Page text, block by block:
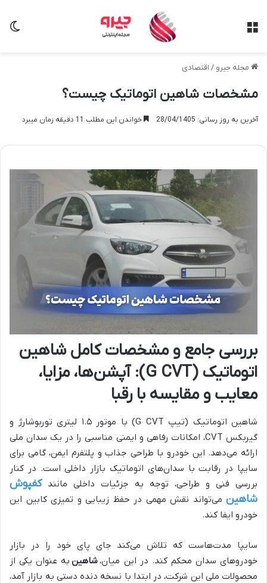
مجله جیرو / اقتصادی
مشخصات شاهین اتوماتیک چیست؟
آخرین به روز رسانی: 28/04/1405 خواندن این مطلب 11 دقیقه زمان میبرد
بررسی جامع و مشخصات کامل شاهین
اتوماتیک (G CVT): آپشن‌ها، مزایا،
معایب و مقایسه با رقبا
شاهین اتوماتیک (تیپ G CVT) با موتور ۱.۵ لیتری توربوشارژ و
گیربکس CVT، امکانات رفاهی و ایمنی مناسبی را در یک سدان ملی
ارائه می‌دهد. این خودرو با طراحی جذاب و پلتفرم ایمن، گامی برای
سایپا در رقابت با سدان‌های اتوماتیک بازار داخلی است. در کنار
بررسی فنی و طراحی، توجه به جزئیات داخلی مانندکفپوش
شاهین می‌تواند نقش مهمی در حفظ زیبایی و تمیزی کابین این
خودرو ایفا کند.
سایپا مدت‌هاست که تلاش می‌کند جای پای خود را در بازار
خودروهای سدان محکم کند. در این میان،شاهین به عنوان یکی از
محصولات ملی این شرکت، در ابتدا با نسخه دنده دستی به بازار آمد،